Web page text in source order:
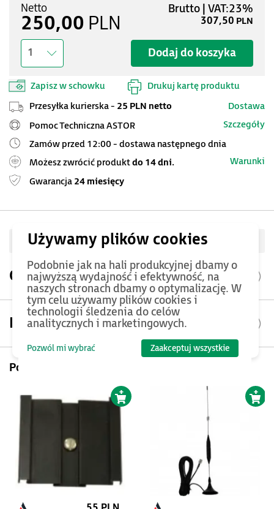
Dodaj do koszyka
1
Zapisz w schowku Drukuj kartę produktu
250,00 PLN 307,50 PLN
Przesyłka kurierska - 25 PLN netto
Dostawa
Pomoc Techniczna ASTOR
Szczegóły
Zamów przed 12:00 - dostawa następnego dnia
Możesz zwrócić produktdo 14 dni.
Warunki
Gwarancja 24 miesięcy
Oceń produkt
Opis produktu
Parametry
Pomyśl też o...
Podobnie jak na hali produkcyjnej dbamy o
najwyższą wydajność i efektywność, na
naszych stronach dbamy o optymalizację. W
tym celu używamy plików cookies i
technologii śledzenia do celów
analitycznych i marketingowych.
Pozwól mi wybrać Zaakceptuj wszystkie